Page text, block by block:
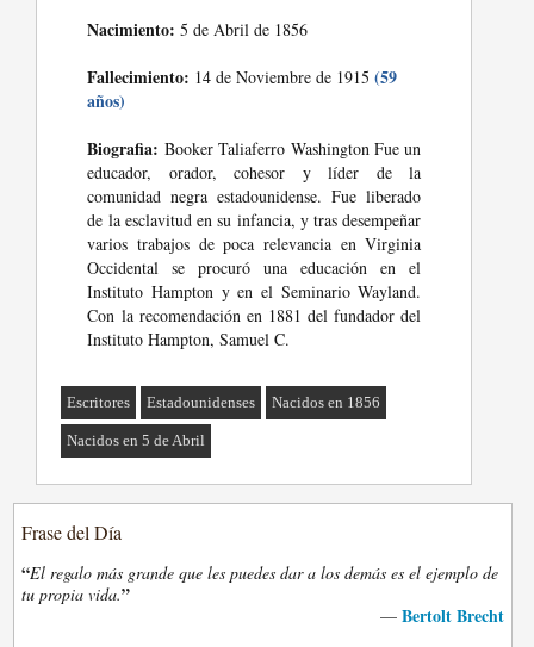
Nacimiento: 5 de Abril de 1856
Fallecimiento: 14 de Noviembre de 1915(59
años)
Biografia: Booker Taliaferro Washington Fue un
educador, orador, cohesor y líder de la
comunidad negra estadounidense. Fue liberado
de la esclavitud en su infancia, y tras desempeñar
varios trabajos de poca relevancia en Virginia
Occidental se procuró una educación en el
Instituto Hampton y en el Seminario Wayland.
Con la recomendación en 1881 del fundador del
Instituto Hampton, Samuel C.
Escritores Estadounidenses Nacidos en 1856
Nacidos en 5 de Abril
Frase del Día
“El regalo más grande que les puedes dar a los demás es el ejemplo de
tu propia vida.”
— Bertolt Brecht